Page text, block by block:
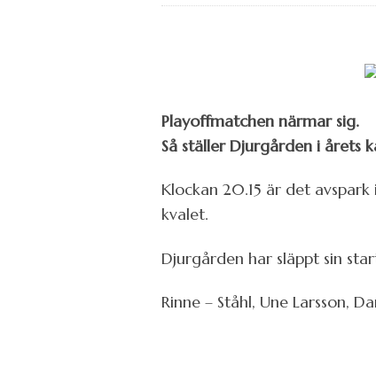
Playoffmatchen närmar sig.
Så ställer Djurgården i årets
Klockan 20.15 är det
kvalet.
Djurgården har släppt sin
Rinne – Ståhl, Une Larsson,